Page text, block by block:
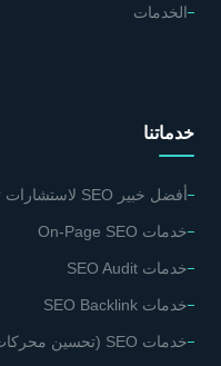
الخدمات
خدماتنا
أفضل خبير SEO لاستشارات تحسين محركات البحث
خدمات On-Page SEO
خدمات SEO Audit
خدمات SEO Backlink
خدمات SEO (تحسين محركات البحث)